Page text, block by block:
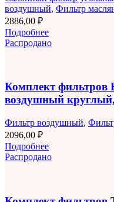
воздушный, Фильтр
2886,00 ₽
Подробнее
Распродано
Комплект фильтров
воздушный
Фильтр воздушный,
2096,00 ₽
Подробнее
Распродано